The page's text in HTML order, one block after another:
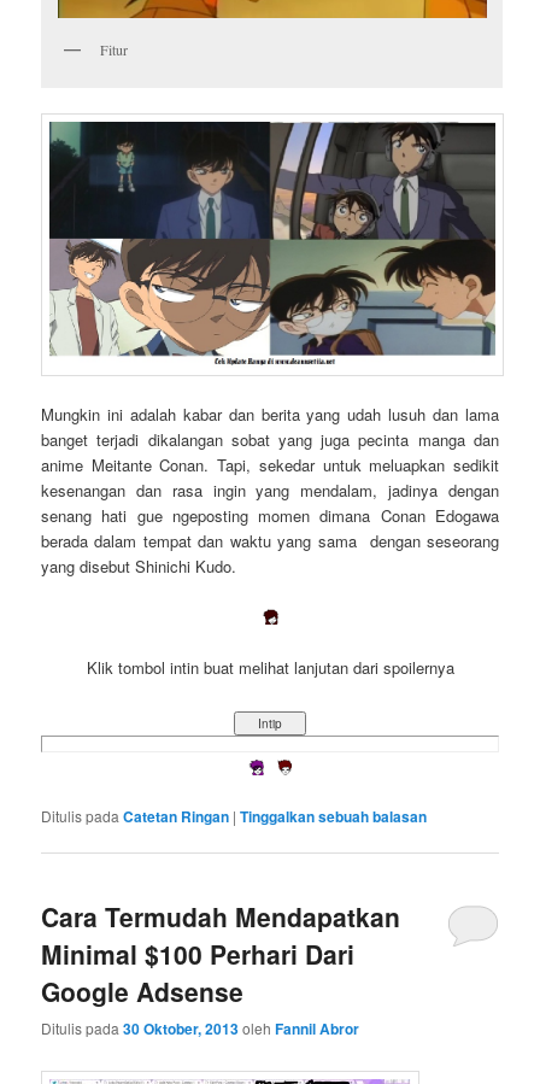
Fitur
Mungkin ini adalah kabar dan berita yang udah lusuh dan lama
banget terjadi dikalangan sobat yang juga pecinta manga dan
anime Meitante Conan. Tapi, sekedar untuk meluapkan sedikit
kesenangan dan rasa ingin yang mendalam, jadinya dengan
senang hati gue ngeposting momen dimana Conan Edogawa
berada dalam tempat dan waktu yang sama dengan seseorang
yang disebut Shinichi Kudo.
Klik tombol intin buat melihat lanjutan dari spoilernya
Ditulis pada Catetan Ringan |Tinggalkan sebuah balasan
Cara Termudah Mendapatkan
Minimal $100 Perhari Dari
Google Adsense
Ditulis pada30 Oktober, 2013olehFannil Abror